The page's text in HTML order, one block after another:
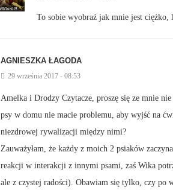
To sobie wyobraź jak mnie jest ciężko,
AGNIESZKA ŁAGODA
29 września 2017 - 08:53
Amelka i Drodzy Czytacze, proszę się ze mnie
psy w domu nie macie problemu, aby wyjść na
niezdrowej rywalizacji między nimi?
Zauważyłam, że każdy z moich 2 psiaków
reakcji w interakcji z innymi psami, zaś Wika
ale z czystej radości). Obawiam się tylko, czy po